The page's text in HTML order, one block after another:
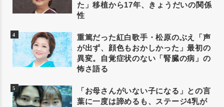
た」移植から17年、きょうだいの関係
性
重篤だった紅白歌手・松原のぶえ「声
が出ず、顔色もおかしかった」最初の
異変。自覚症状のない「腎臓の病」の
怖さ語る
「お母さんがいない子になる」との言
葉に一度は諦めるも、ステージ4乳が